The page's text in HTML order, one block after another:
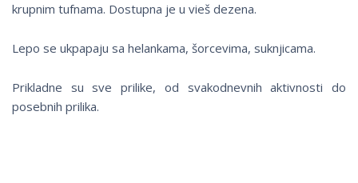
krupnim tufnama. Dostupna je u vieš dezena.
Lepo se ukpapaju sa helankama, šorcevima, suknjicama.
Prikladne su sve prilike, od svakodnevnih aktivnosti do
posebnih prilika.